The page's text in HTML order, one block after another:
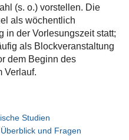
(s. o.) vorstellen. Die
als wöchentlich
in der Vorlesungszeit statt;
als Blockveranstaltung
dem Beginn des
Verlauf.
Studien
Überblick und Fragen